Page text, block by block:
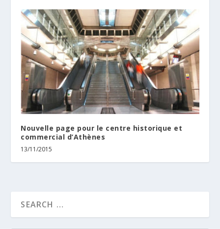
Nouvelle page pour le centre historique et
commercial d’Athènes
13/11/2015